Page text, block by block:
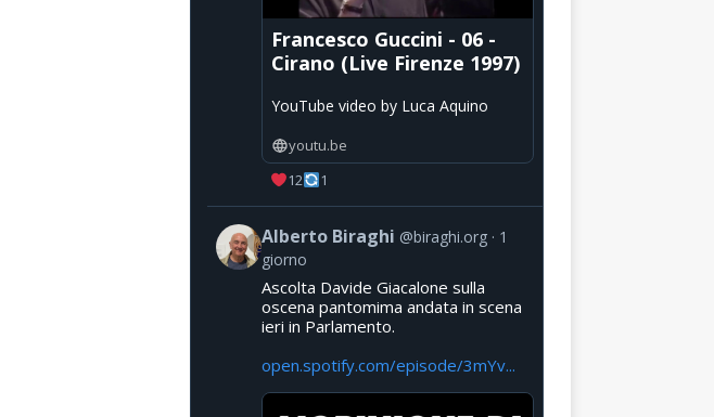
Francesco Guccini - 06 -
Cirano (Live Firenze 1997)
YouTube video by Luca Aquino
youtu.be
12
1
Alberto Biraghi @biraghi.org
1
giorno
Ascolta Davide Giacalone sulla
oscena pantomima andata in scena
ieri in Parlamento.
open.spotify.com/episode/3mYv...